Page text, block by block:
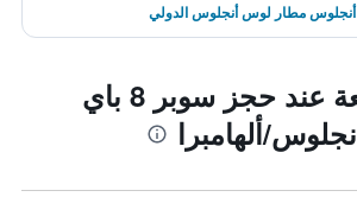
مطار لوس أنجلوس الدولي
الأسئلة الشائعة عند حجز سوبر 8 باي
ألهامبرا